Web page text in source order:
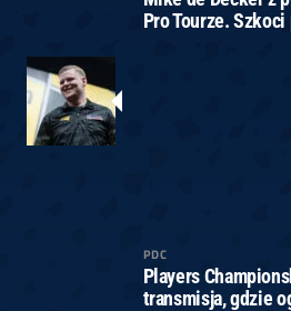
Pro Tourze.
PDC
Players
transmisja, gdzie